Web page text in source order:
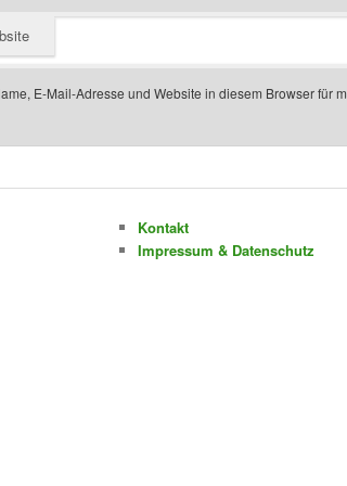
E-Mail-Adresse und Website in diesem Browser für
Kontakt
Impressum & Datenschutz